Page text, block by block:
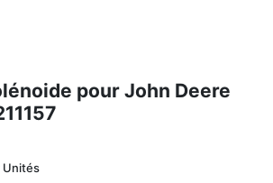
pour John Deere
Unités